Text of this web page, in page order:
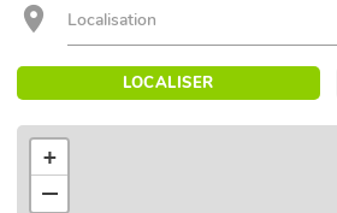
Localisation
LOCALISER
+
−